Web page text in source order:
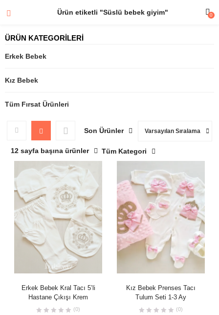
Ürün etiketli "Süslü bebek giyim" 0
ÜRÜN KATEGORİLERİ
Erkek Bebek
Kız Bebek
Tüm Fırsat Ürünleri
Son Ürünler Varsayılan Sıralama
12 sayfa başına ürünler Tüm Kategori
Erkek Bebek Kral Tacı 5’li
Hastane Çıkışı Krem
(0)
Kız Bebek Prenses Tacı
Tulum Seti 1-3 Ay
(0)